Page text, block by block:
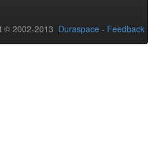
© 2002-2013 Duraspace - Feedback